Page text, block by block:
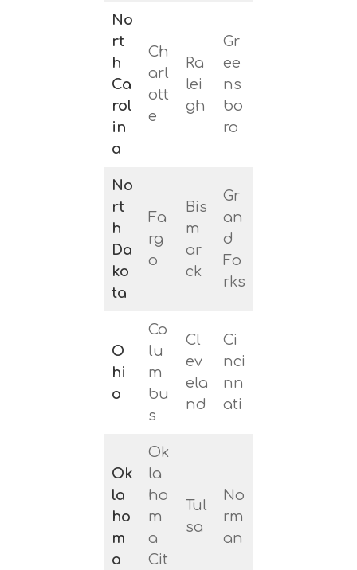
No
rt
h
Ca
rol
in
a
Ch
arl
ott
e
Ra
lei
gh
Gr
ee
ns
bo
ro
No
rt
h
Da
ko
ta
Fa
rg
o
Bis
m
ar
ck
Gr
an
d
Fo
rks
O
hi
o
Co
lu
m
bu
s
Cl
ev
ela
nd
Ci
nci
nn
ati
Ok
la
ho
m
a
Ok
la
ho
m
a
Cit
Tul
sa
No
rm
an